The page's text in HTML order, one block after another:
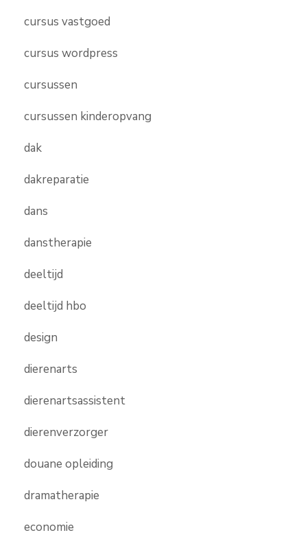
cursus vastgoed
cursus wordpress
cursussen
cursussen kinderopvang
dak
dakreparatie
dans
danstherapie
deeltijd
deeltijd hbo
design
dierenarts
dierenartsassistent
dierenverzorger
douane opleiding
dramatherapie
economie